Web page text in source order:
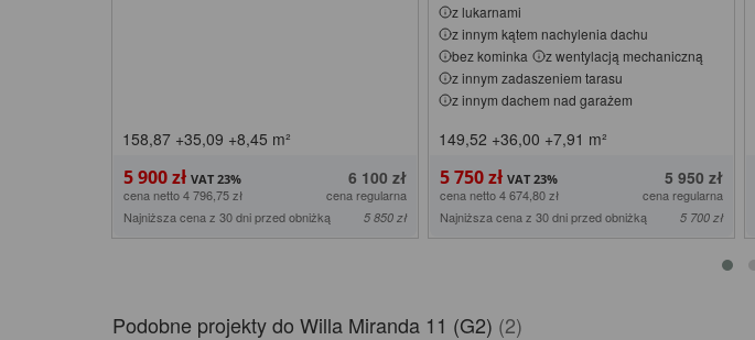
158,87 +35,09 +8,45 m²
5 900 zł 6 100 zł
cena netto 4 796,75 zł
cena regularna
Najniższa cena z 30 dni przed obniżką
5 850 zł
z lukarnami
z innym kątem nachylenia dachu
bez kominka
z wentylacją mechaniczną
z innym zadaszeniem tarasu
z innym dachem nad garażem
149,52 +36,00 +7,91 m²
5 750 zł 5 950 zł
cena netto 4 674,80 zł
cena regularna
Najniższa cena z 30 dni przed obniżką
5 700 zł
Podobne projekty do Willa Miranda 11 (G2) (2)